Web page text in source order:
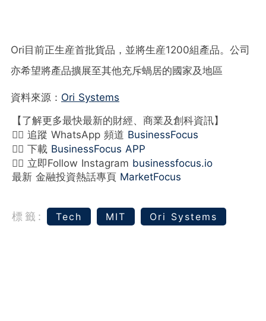
Ori目前正生産首批貨品，並將生産1200組產品。公司
亦希望將產品擴展至其他充斥蝸居的國家及地區
資料來源： Ori Systems
【了解更多最快最新的財經、商業及創科資訊】
👉🏻 追蹤 WhatsApp 頻道 BusinessFocus
👉🏻 下載 BusinessFocus APP
👉🏻 立即Follow Instagram businessfocus.io
最新 金融投資熱話專頁 MarketFocus
標籤: Tech MIT Ori Systems